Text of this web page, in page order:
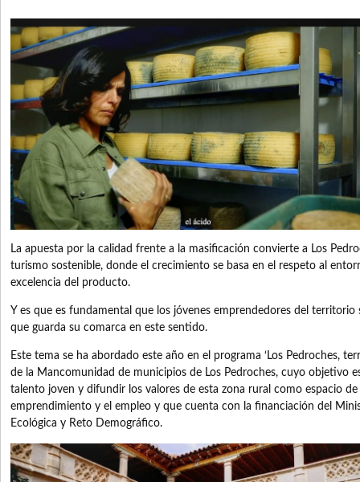
La apuesta por la calidad frente a la masificación convierte a Los
turismo sostenible, donde el crecimiento se basa en el respeto al
excelencia del producto.
Y es que es fundamental que los jóvenes emprendedores del territorio
que guarda su comarca en este sentido.
Este tema se ha abordado este año en el programa ‘Los Pedroches,
de la Mancomunidad de municipios de Los Pedroches, cuyo objetivo
talento joven y difundir los valores de esta zona rural como espacio
emprendimiento y el empleo y que cuenta con la financiación del
Ecológica y Reto Demográfico.